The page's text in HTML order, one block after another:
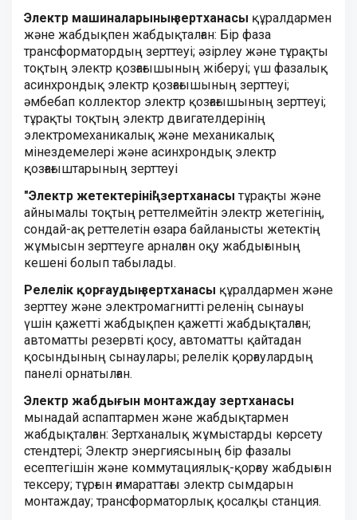
Электр машиналарының зертханасы құралдармен
және жабдықпен жабдықталған: Бiр фаза
трансформатордың зерттеуi; әзiрлеу және тұрақты
тоқтың электр қозғағышының жiберуi; үш фазалық
асинхрондық электр қозғағышының зерттеуi;
әмбебап коллектор электр қозғағышының зерттеуi;
тұрақты тоқтың электр двигателдерiнiң
электромеханикалық және механикалық
мiнездемелерi және асинхрондық электр
қозғағыштарының зерттеуi
"Электр жетектерінің" зертханасы тұрақты және
айнымалы тоқтың реттелмейтін электр жетегінің,
сондай-ақ реттелетін өзара байланысты жетектің
жұмысын зерттеуге арналған оқу жабдығының
кешені болып табылады.
Релелiк қорғаудың зертханасы құралдармен және
зерттеу және электромагниттi реленiң сынауы
үшiн қажеттi жабдықпен қажеттi жабдықталған;
автоматты резервтi қосу, автоматты қайтадан
қосындының сынаулары; релелiк қорғаулардың
панелi орнатылған.
Электр жабдығын монтаждау зертханасы
мынадай аспаптармен және жабдықтармен
жабдықталған: Зертханалық жұмыстарды көрсету
стендтері; Электр энергиясының бір фазалы
есептегішін және коммутациялық-қорғау жабдығын
тексеру; тұрғын ғимараттағы электр сымдарын
монтаждау; трансформаторлық қосалқы станция.